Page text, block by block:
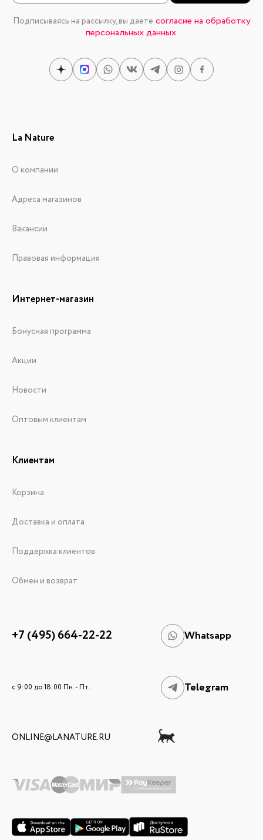
Подписываясь на рассылку, вы даете согласие на обработку
персональных данных.
La Nature
О компании
Адреса магазинов
Вакансии
Правовая информация
Интернет-магазин
Бонусная программа
Акции
Новости
Оптовым клиентам
Клиентам
Корзина
Доставка и оплата
Поддержка клиентов
Обмен и возврат
+7 (495) 664-22-22 Whatsapp
c 9:00 до 18:00 Пн. - Пт. Telegram
ONLINE@LANATURE.RU